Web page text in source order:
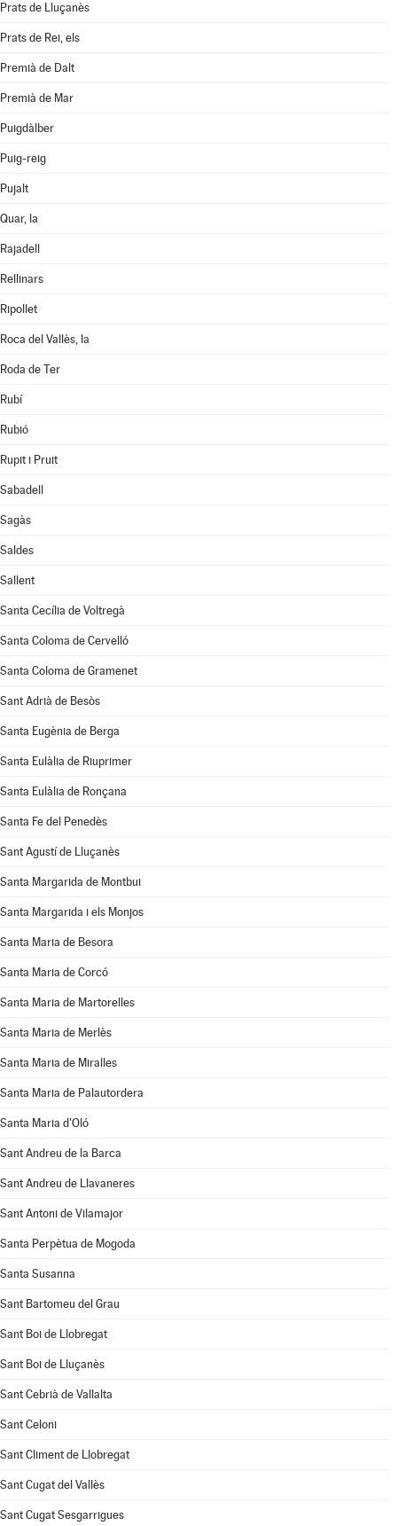
Prats de Lluçanès
Prats de Rei, els
Premià de Dalt
Premià de Mar
Puigdàlber
Puig-reig
Pujalt
Quar, la
Rajadell
Rellinars
Ripollet
Roca del Vallès, la
Roda de Ter
Rubí
Rubió
Rupit i Pruit
Sabadell
Sagàs
Saldes
Sallent
Santa Cecília de Voltregà
Santa Coloma de Cervelló
Santa Coloma de Gramenet
Sant Adrià de Besòs
Santa Eugènia de Berga
Santa Eulàlia de Riuprimer
Santa Eulàlia de Ronçana
Santa Fe del Penedès
Sant Agustí de Lluçanès
Santa Margarida de Montbui
Santa Margarida i els Monjos
Santa Maria de Besora
Santa Maria de Corcó
Santa Maria de Martorelles
Santa Maria de Merlès
Santa Maria de Miralles
Santa Maria de Palautordera
Santa Maria d'Oló
Sant Andreu de la Barca
Sant Andreu de Llavaneres
Sant Antoni de Vilamajor
Santa Perpètua de Mogoda
Santa Susanna
Sant Bartomeu del Grau
Sant Boi de Llobregat
Sant Boi de Lluçanès
Sant Cebrià de Vallalta
Sant Celoni
Sant Climent de Llobregat
Sant Cugat del Vallès
Sant Cugat Sesgarrigues